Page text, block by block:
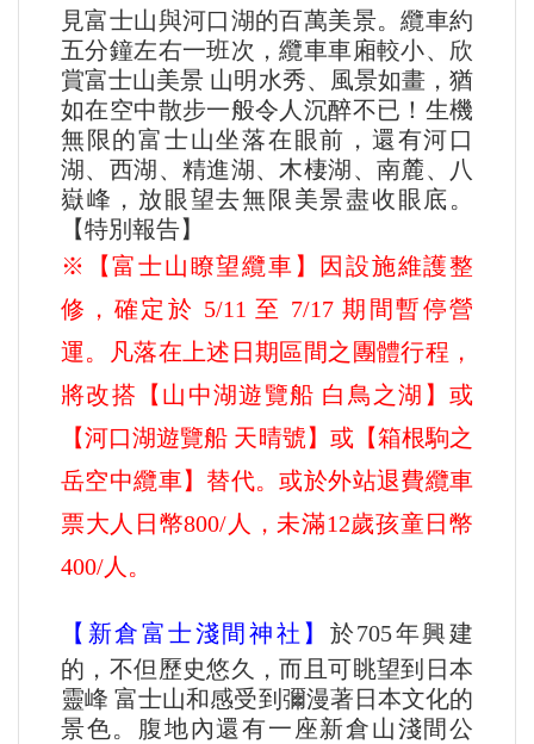
見富士山與河口湖的百萬美景。纜車約
五分鐘左右一班次，纜車車廂較小、欣
賞富士山美景 山明水秀、風景如畫，猶
如在空中散步一般令人沉醉不已！生機
無限的富士山坐落在眼前，還有河口
湖、西湖、精進湖、木棲湖、南麓、八
嶽峰，放眼望去無限美景盡收眼底。
【特別報告】
※【富士山瞭望纜車】因設施維護整
修，確定於 5/11 至 7/17 期間暫停營
運。凡落在上述日期區間之團體行程，
將改搭【山中湖遊覽船 白鳥之湖】或
【河口湖遊覽船 天晴號】或【箱根駒之
岳空中纜車】替代。或於外站退費纜車
票大人日幣800/人，未滿12歲孩童日幣
400/人。
【新倉富士淺間神社】 於705年興建
的，不但歷史悠久，而且可眺望到日本
靈峰 富士山和感受到彌漫著日本文化的
景色。腹地內還有一座新倉山淺間公